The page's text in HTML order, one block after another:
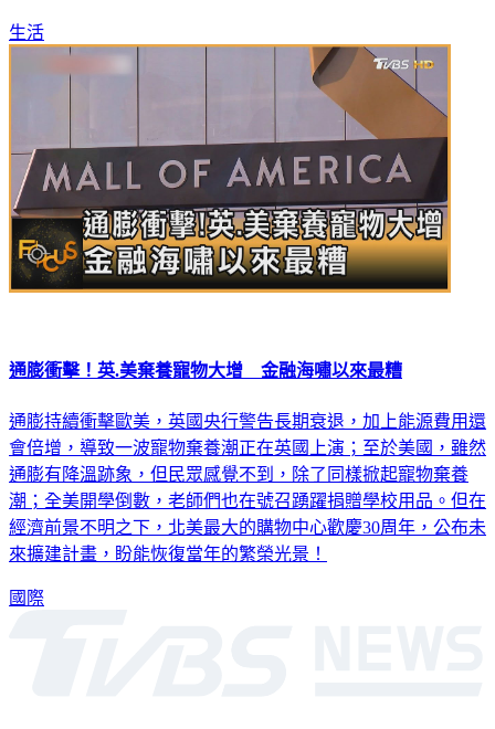
生活
通膨衝擊！英.美棄養寵物大增 金融海嘯以來最糟
通膨持續衝擊歐美，英國央行警告長期衰退，加上能源費用還
會倍增，導致一波寵物棄養潮正在英國上演；至於美國，雖然
通膨有降溫跡象，但民眾感覺不到，除了同樣掀起寵物棄養
潮；全美開學倒數，老師們也在號召踴躍捐贈學校用品。但在
經濟前景不明之下，北美最大的購物中心歡慶30周年，公布未
來擴建計畫，盼能恢復當年的繁榮光景！
國際